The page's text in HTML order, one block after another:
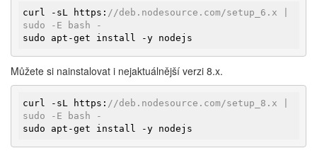
curl -sL https: //deb.nodesource.com/setup_6.x |
sudo -E bash -
sudo apt-get install -y nodejs
Můžete si nainstalovat i nejaktuálnější verzi 8.x.
curl -sL https: //deb.nodesource.com/setup_8.x |
sudo -E bash -
sudo apt-get install -y nodejs